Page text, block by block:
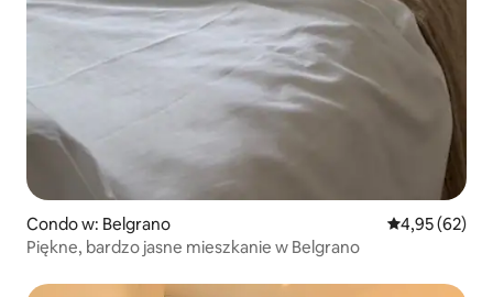
Condo w: Belgrano Średnia
4,95 (62)
Piękne, bardzo jasne mieszkanie w Belgrano